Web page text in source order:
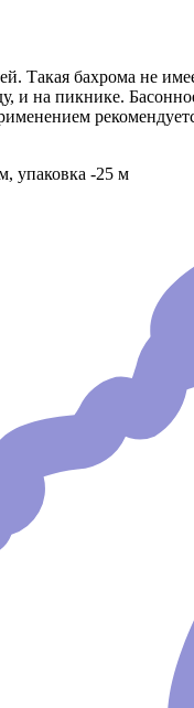
Такая бахрома не
на пикнике.
упаковка -25 м